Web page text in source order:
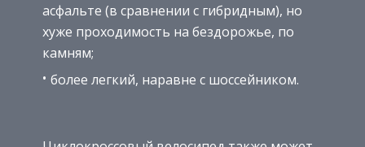
асфальте (в сравнении с гибридным), но
хуже проходимость на бездорожье, по
камням;
более легкий, наравне с шоссейником.